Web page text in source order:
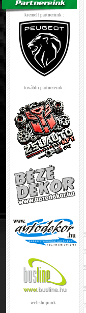
kiemelt partnerünk :
további partnereink :
webshopunk :